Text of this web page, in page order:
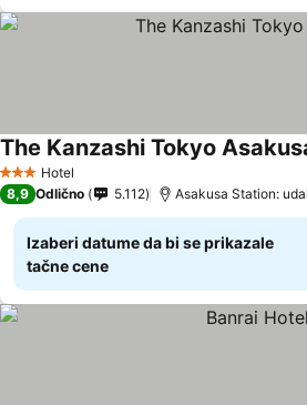
3 Zvezdice
Hotel
The Kanzashi Tokyo
8,9 Odlično 5.112 Asakusa Station:
Izaberi datume da bi se prikazale
tačne cene